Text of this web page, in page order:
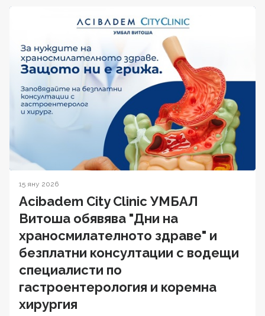
15 яну 2026
Acibadem City Clinic УМБАЛ
Витоша обявява "Дни на
храносмилателното здраве" и
безплатни консултации с водещи
специалисти по
гастроентерология и коремна
хирургия